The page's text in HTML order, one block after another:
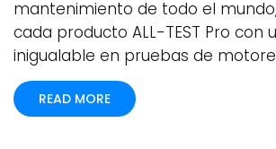
mantenimiento de todo el
cada producto ALL-TEST Pro con
inigualable en pruebas de
READ MORE